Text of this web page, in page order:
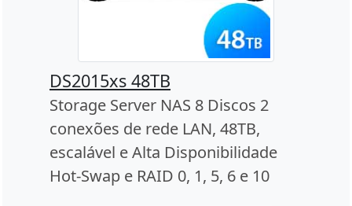
DS2015xs 48TB
Storage Server NAS 8 Discos 2
conexões de rede LAN, 48TB,
escalável e Alta Disponibilidade
Hot-Swap e RAID 0, 1, 5, 6 e 10